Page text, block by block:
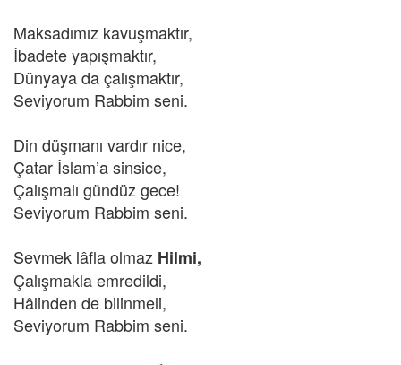
Maksadımız kavuşmaktır,
İbadete yapışmaktır,
Dünyaya da çalışmaktır,
Seviyorum Rabbim seni.
Din düşmanı vardır nice,
Çatar İslam’a sinsice,
Çalışmalı gündüz gece!
Seviyorum Rabbim seni.
Sevmek lâfla olmaz Hilmi,
Çalışmakla emredildi,
Hâlinden de bilinmeli,
Seviyorum Rabbim seni.